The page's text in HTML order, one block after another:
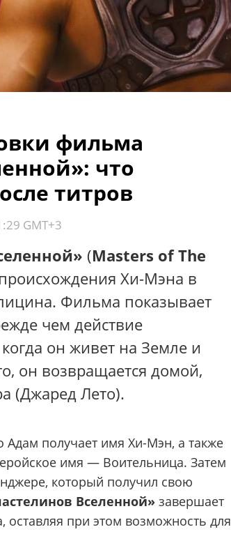
фильма
что
титров
GMT+3
(Masters of The
Хи-Мэна в
Фильма показывает
чем действие
он живет на Земле и
он возвращается домой,
(Джаред Лето).
Адам получает имя Хи-Мэн, а также
имя — Воительница. Затем
который получил свою
Вселенной» завершает
при этом возможность для